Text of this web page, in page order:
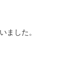
ました。